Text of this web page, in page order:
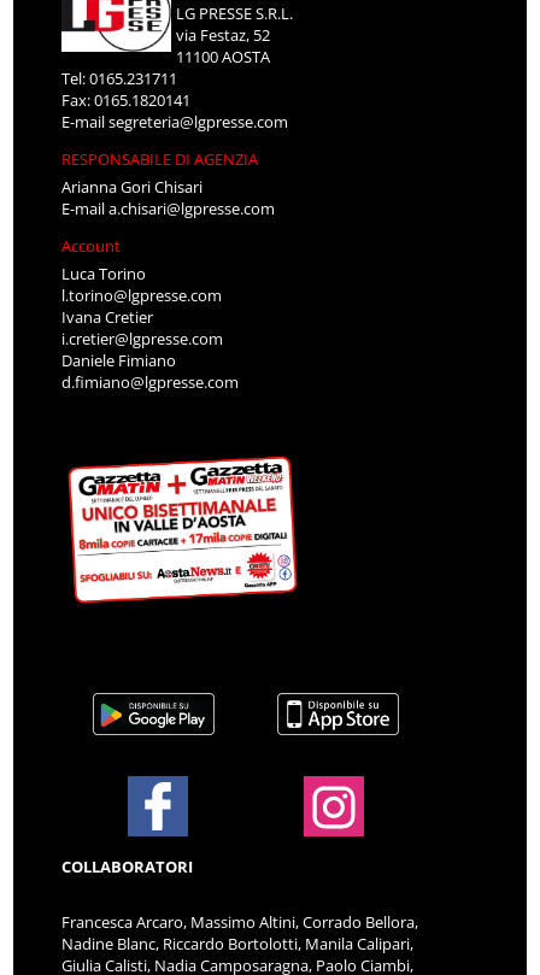
LG PRESSE S.R.L.
via Festaz, 52
11100 AOSTA
Tel: 0165.231711
Fax: 0165.1820141
E-mailsegreteria@lgpresse.com
RESPONSABILE DI AGENZIA
Arianna Gori Chisari
E-maila.chisari@lgpresse.com
Account
Luca Torino
l.torino@lgpresse.com
Ivana Cretier
i.cretier@lgpresse.com
Daniele Fimiano
d.fimiano@lgpresse.com
COLLABORATORI
Francesca Arcaro, Massimo Altini, Corrado Bellora,
Nadine Blanc, Riccardo Bortolotti, Manila Calipari,
Giulia Calisti, Nadia Camposaragna, Paolo Ciambi,